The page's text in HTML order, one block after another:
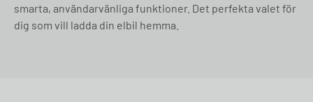
smarta, användarvänliga funktioner. Det perfekta valet för
dig som vill ladda din elbil hemma.